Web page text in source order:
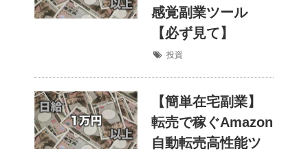
感覚副業ツール
【必ず見て】
投資
【簡単在宅副業】
転売で稼ぐAmazon
自動転売高性能ツ